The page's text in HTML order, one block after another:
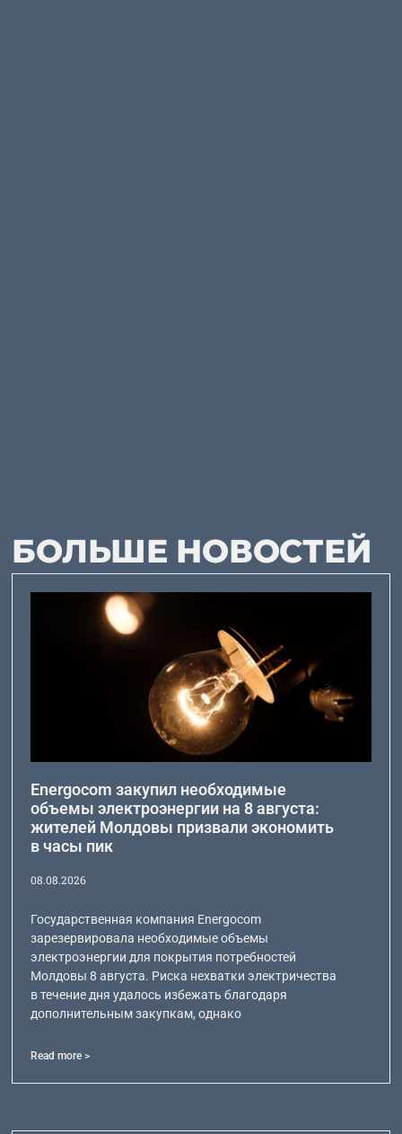
БОЛЬШЕ НОВОСТЕЙ
Energocom закупил необходимые
объемы электроэнергии на 8 августа:
жителей Молдовы призвали экономить
в часы пик
08.08.2026
Государственная компания Energocom
зарезервировала необходимые объемы
электроэнергии для покрытия потребностей
Молдовы 8 августа. Риска нехватки электричества
в течение дня удалось избежать благодаря
дополнительным закупкам, однако
Read more >